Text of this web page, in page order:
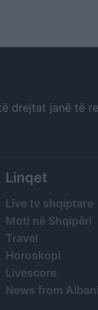
drejtat janë të
Linqet
Live tv shqiptare
Moti në Shqipëri
Travel
Horoskopi
Livescore
News from